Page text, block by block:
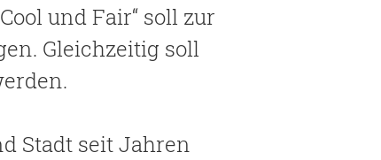
und Fair“ soll zur
Gleichzeitig soll
Stadt seit Jahren